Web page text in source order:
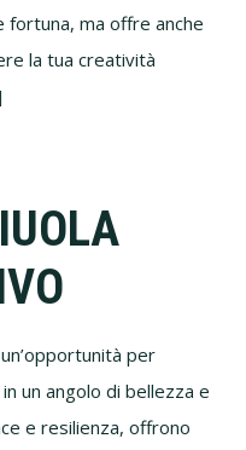
ma offre anche
la tua creatività
per
un angolo di bellezza e
e resilienza, offrono